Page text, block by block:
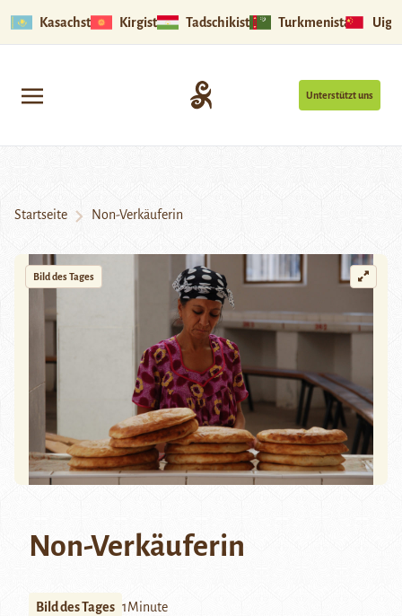
Kasachstan Kirgistan Tadschikistan Turkmenistan
Unterstützt uns
Startseite Non-Verkäuferin
Bild des Tages
Non-Verkäuferin
Bild des Tages 1Minute